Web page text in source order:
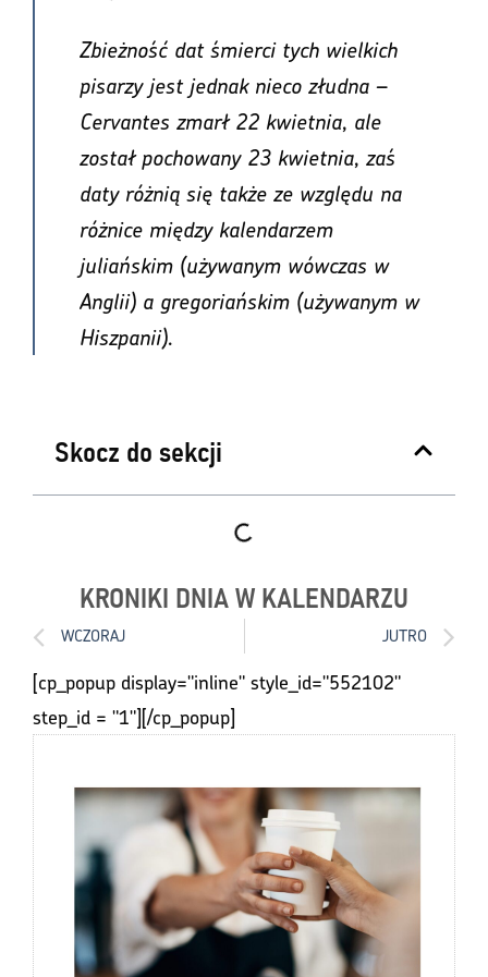
Zbieżność dat śmierci tych wielkich
pisarzy jest jednak nieco złudna –
Cervantes zmarł 22 kwietnia, ale
został pochowany 23 kwietnia, zaś
daty różnią się także ze względu na
różnice między kalendarzem
juliańskim (używanym wówczas w
Anglii) a gregoriańskim (używanym w
Hiszpanii).
Skocz do sekcji
KRONIKI DNIA W KALENDARZU
WCZORAJ JUTRO
[cp_popup display="inline" style_id="552102"
step_id = "1"][/cp_popup]